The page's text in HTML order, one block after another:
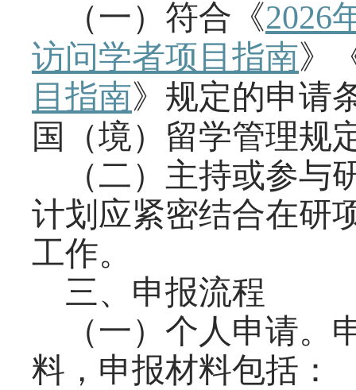
（一）符合《2026
访问学者项目指南》
目指南》规定的申请
国（境）留学管理规
（二）主持或参
计划应紧密结合在研
工作。
三、申报流程
（一）个人申请。
料，申报材料包括：